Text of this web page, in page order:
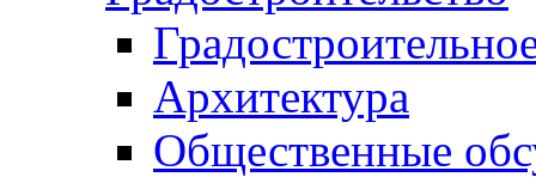
Архитектура
Общественные